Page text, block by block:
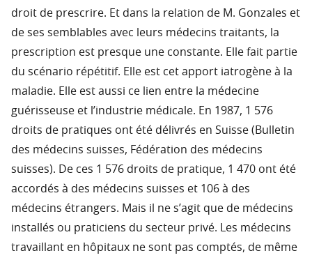
droit de prescrire. Et dans la relation de M. Gonzales et
de ses semblables avec leurs médecins traitants, la
prescription est presque une constante. Elle fait partie
du scénario répétitif. Elle est cet apport iatrogène à la
maladie. Elle est aussi ce lien entre la médecine
guérisseuse et l’industrie médicale. En 1987, 1 576
droits de pratiques ont été délivrés en Suisse (Bulletin
des médecins suisses, Fédération des médecins
suisses). De ces 1 576 droits de pratique, 1 470 ont été
accordés à des médecins suisses et 106 à des
médecins étrangers. Mais il ne s’agit que de médecins
installés ou praticiens du secteur privé. Les médecins
travaillant en hôpitaux ne sont pas comptés, de même